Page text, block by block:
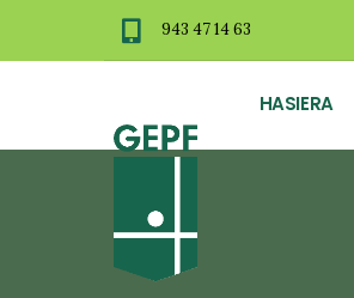
943 47 14 63
HASIERA